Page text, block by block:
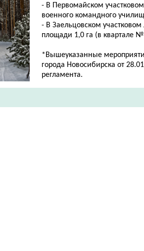
- В Первомайском
военного командного
- В Заельцовском
площади 1,0 га (в квартале
*Вышеуказанные
города Новосибирска от
регламента.